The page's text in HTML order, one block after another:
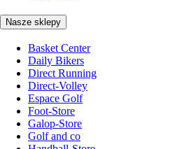
Nasze sklepy
Basket Center
Daily Bikers
Direct Running
Direct-Volley
Espace Golf
Foot-Store
Galop-Store
Golf and co